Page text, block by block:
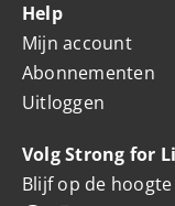
Help
Mijn account
Abonnementen
Uitloggen
Volg Strong for
Blijf op de hoogte